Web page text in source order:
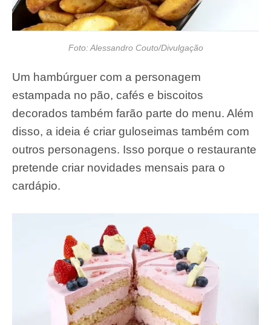
Foto: Alessandro Couto/Divulgação
Um hambúrguer com a personagem
estampada no pão, cafés e biscoitos
decorados também farão parte do menu. Além
disso, a ideia é criar guloseimas também com
outros personagens. Isso porque o restaurante
pretende criar novidades mensais para o
cardápio.